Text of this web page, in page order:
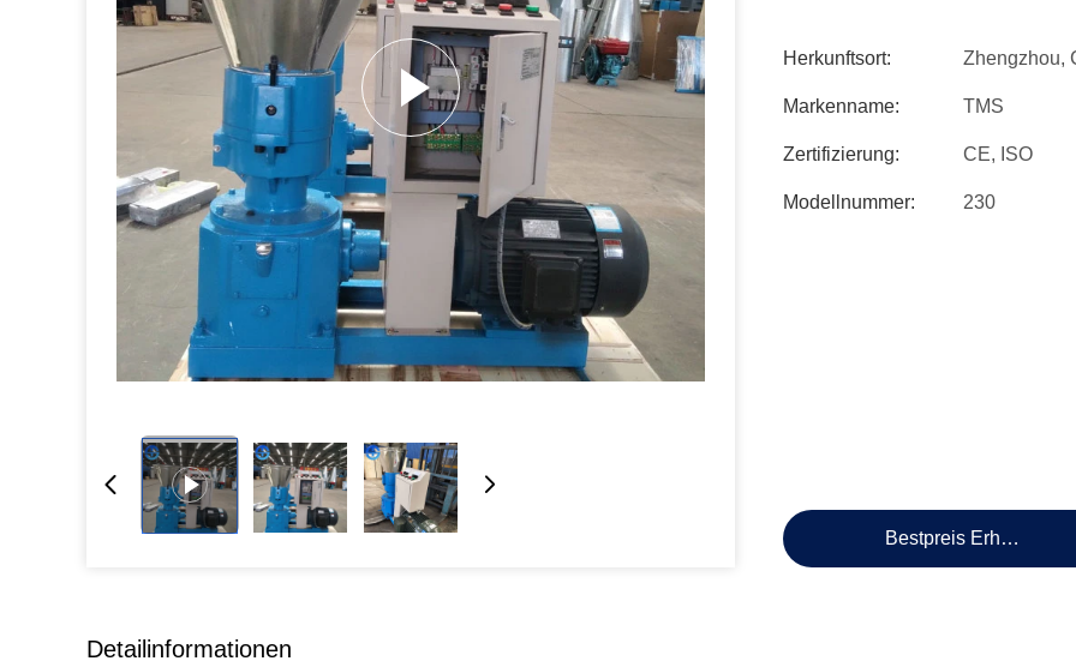
Herkunftsort: Zhengzhou,
Markenname: TMS
Zertifizierung: CE, ISO
Modellnummer: 230
Bestpreis Erhalten
Detailinformationen